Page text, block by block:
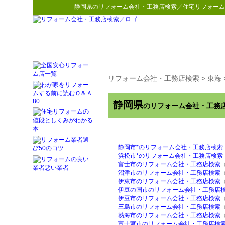
静岡県のリフォーム会社・工務店検索／住宅リフォー
リフォーム会社・工務店検索 > 東海
静岡県のリフォーム会社・工務
静岡市*のリフォーム会社・工務店検索
浜松市*のリフォーム会社・工務店検索
富士市のリフォーム会社・工務店検索
沼津市のリフォーム会社・工務店検索
伊東市のリフォーム会社・工務店検索
伊豆の国市のリフォーム会社・工務店
伊豆市のリフォーム会社・工務店検索
三島市のリフォーム会社・工務店検索
熱海市のリフォーム会社・工務店検索